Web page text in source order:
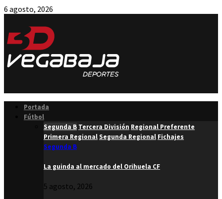
6 agosto, 2026
Portada
Fútbol
Segunda B Tercera División Regional Preferente
Primera RegionalSegunda Regional Fichajes
Segunda B
La guinda al mercado del Orihuela CF
5 agosto, 2026